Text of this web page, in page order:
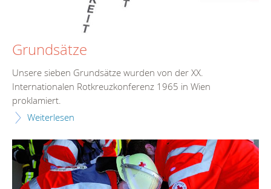
Grundsätze
Unsere sieben Grundsätze wurden von der XX.
Internationalen Rotkreuzkonferenz 1965 in Wien
proklamiert.
Weiterlesen